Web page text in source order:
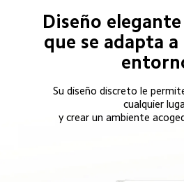
Diseño
que se adapta
Su diseño discreto le
cualquier
y crear un ambiente